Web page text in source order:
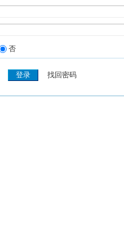
否
找回密码